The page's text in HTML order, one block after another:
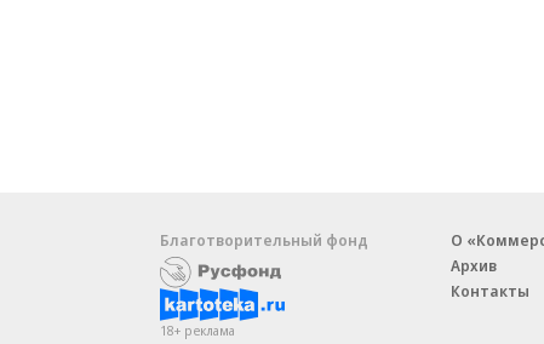
Благотворительный фонд
18+ реклама
О
Архив
Контакты